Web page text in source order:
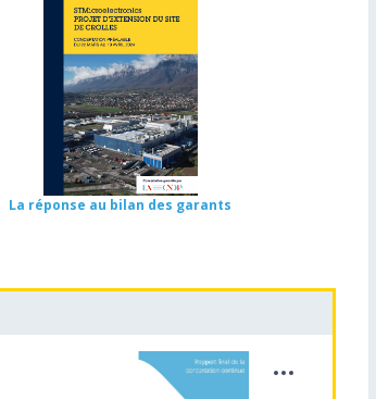
La réponse au bilan des garants